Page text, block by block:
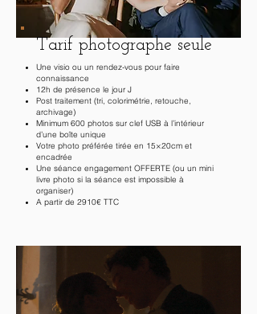
Tarif photographe seule
Une visio ou un rendez-vous pour faire
connaissance
12h de présence le jour J
Post traitement (tri, colorimétrie, retouche,
archivage)
Minimum 600 photos sur clef USB à l’intérieur
d’une boîte unique
Votre photo préférée tirée en 15×20cm et
encadrée
Une séance engagement OFFERTE (ou un mini
livre photo si la séance est impossible à
organiser)
A partir de 2910€ TTC